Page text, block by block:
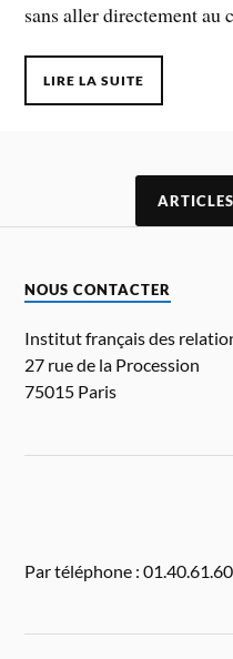
sans aller directement au
LIRE LA SUITE
NOUS CONTACTER
Institut français des
27 rue de la Procession
75015 Paris
Par téléphone :